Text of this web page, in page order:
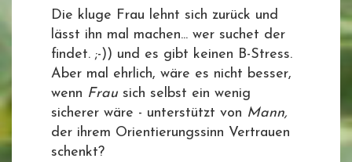
Die kluge Frau lehnt sich zurück und
lässt ihn mal machen... wer suchet der
findet. ;-)) und es gibt keinen B-Stress.
Aber mal ehrlich, wäre es nicht besser,
wenn Frau sich selbst ein wenig
sicherer wäre - unterstützt von Mann,
der ihrem Orientierungssinn Vertrauen
schenkt?